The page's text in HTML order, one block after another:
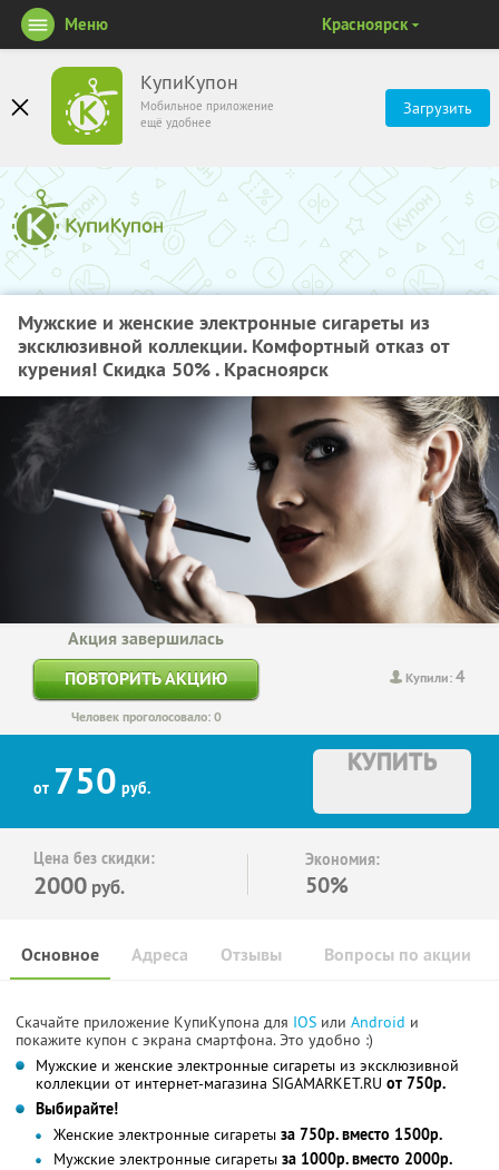
КупиКупон
Мобильное приложение
ещё удобнее
Загрузить
Меню Красноярск
Мужские и женские электронные сигареты из
эксклюзивной коллекции. Комфортный отказ от
курения! Скидка 50% . Красноярск
Купили:4
Акция завершилась
ПОВТОРИТЬ АКЦИЮ
Человек проголосовало: 0
от 750 руб.
КУПИТЬ
Цена без скидки:
2000 руб.
Экономия:
50%
Основное Отзывы Вопросы по акции
Адреса
Скачайте приложение КупиКупона для IOS или Android и
покажите купон с экрана смартфона. Это удобно :)
Мужские и женские электронные сигареты из эксклюзивной
коллекции от интернет-магазина SIGAMARKET.RU от 750р.
Выбирайте!
Женские электронные сигареты за 750р. вместо 1500р.
Мужские электронные сигареты за 1000р. вместо 2000р.